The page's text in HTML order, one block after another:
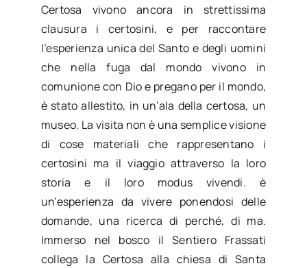
Certosa vivono ancora in strettissima
clausura i certosini, e per raccontare
l’esperienza unica del Santo e degli uomini
che nella fuga dal mondo vivono in
comunione con Dio e pregano per il mondo,
è stato allestito, in un’ala della certosa, un
museo. La visita non è una semplice visione
di cose materiali che rappresentano i
certosini ma il viaggio attraverso la loro
storia e il loro modus vivendi. è
un’esperienza da vivere ponendosi delle
domande, una ricerca di perché, di ma.
Immerso nel bosco il Sentiero Frassati
collega la Certosa alla chiesa di Santa